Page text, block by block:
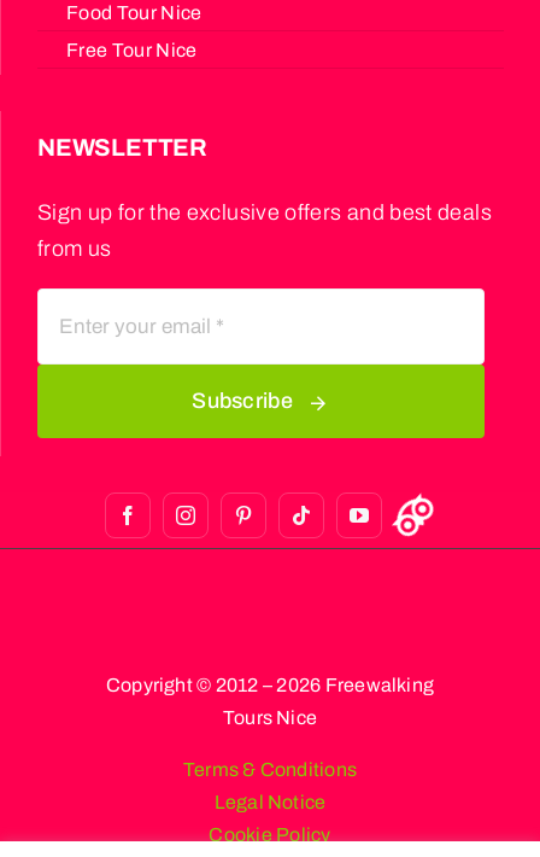
Food Tour Nice
Free Tour Nice
NEWSLETTER
Sign up for the exclusive offers and best deals
from us
Subscribe
Copyright © 2012 – 2026 Freewalking
Tours Nice
Terms & Conditions
Legal Notice
Cookie Policy